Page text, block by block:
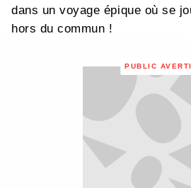
dans un voyage épique où se
hors du commun !
PUBLIC AVERTI